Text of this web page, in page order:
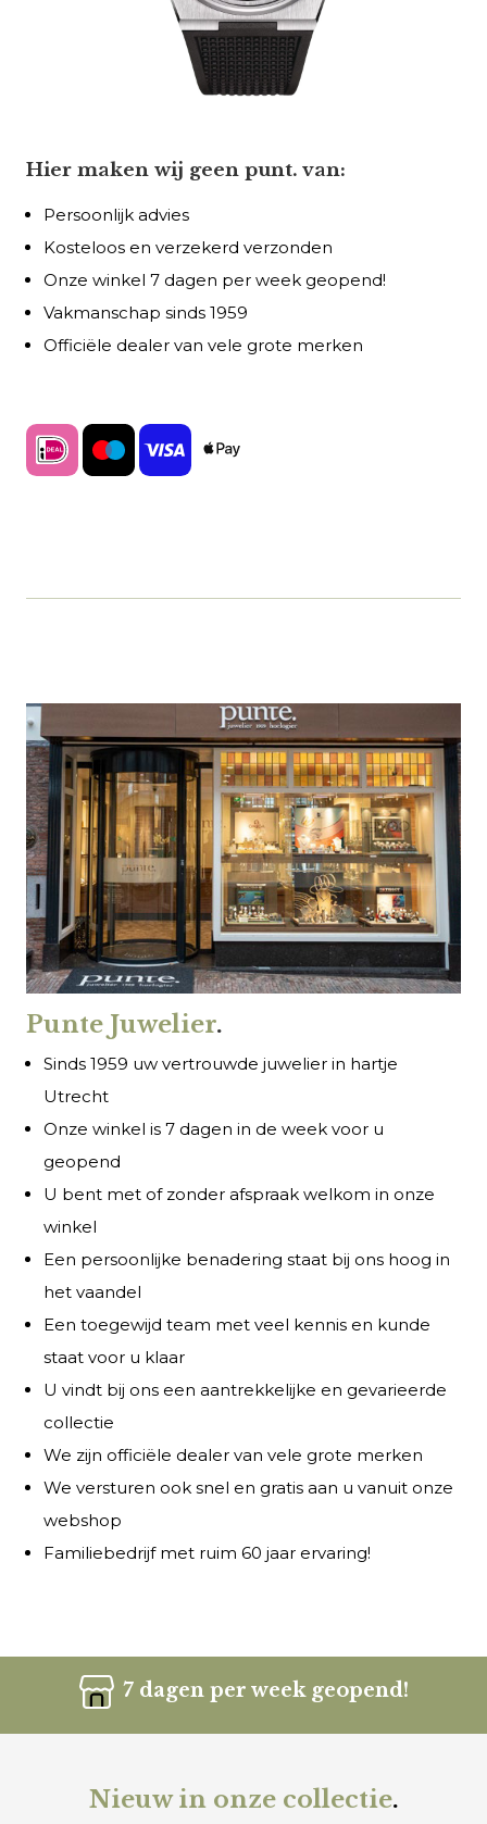
Hier maken wij geen punt. van:
Persoonlijk advies
Kosteloos en verzekerd verzonden
Onze winkel 7 dagen per week geopend!
Vakmanschap sinds 1959
Officiële dealer van vele grote merken
Punte Juwelier.
Sinds 1959 uw vertrouwde juwelier in hartje
Utrecht
Onze winkel is 7 dagen in de week voor u
geopend
U bent met of zonder afspraak welkom in onze
winkel
Een persoonlijke benadering staat bij ons hoog in
het vaandel
Een toegewijd team met veel kennis en kunde
staat voor u klaar
U vindt bij ons een aantrekkelijke en gevarieerde
collectie
We zijn officiële dealer van vele grote merken
We versturen ook snel en gratis aan u vanuit onze
webshop
Familiebedrijf met ruim 60 jaar ervaring!
7 dagen per week geopend!
Nieuw in onze collectie.